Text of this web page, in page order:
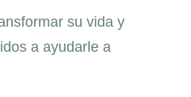
su vida y
a ayudarle a